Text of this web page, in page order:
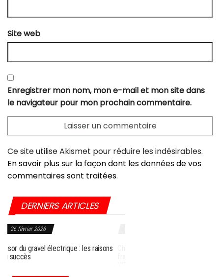
Site web
Enregistrer mon nom, mon e-mail et mon site dans
le navigateur pour mon prochain commentaire.
Ce site utilise Akismet pour réduire les indésirables.
En savoir plus sur la façon dont les données de vos
commentaires sont traitées.
DERNIERS ARTICLES
Choc dans l’industrie du vélo : Giant
électrique : les raisons